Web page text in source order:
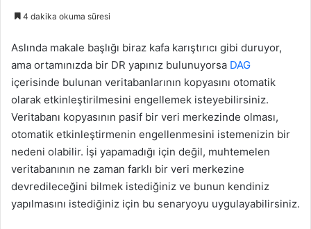
göndermek
4 dakika okuma süresi
Aslında makale başlığı biraz kafa karıştırıcı gibi duruyor,
ama ortamınızda bir DR yapınız bulunuyorsa DAG
içerisinde bulunan veritabanlarının kopyasını otomatik
olarak etkinleştirilmesini engellemek isteyebilirsiniz.
Veritabanı kopyasının pasif bir veri merkezinde olması,
otomatik etkinleştirmenin engellenmesini istemenizin bir
nedeni olabilir. İşi yapamadığı için değil, muhtemelen
veritabanının ne zaman farklı bir veri merkezine
devredileceğini bilmek istediğiniz ve bunun kendiniz
yapılmasını istediğiniz için bu senaryoyu uygulayabilirsiniz.